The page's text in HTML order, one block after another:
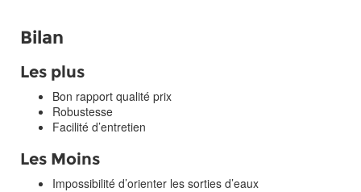
Bilan
Les plus
Bon rapport qualité prix
Robustesse
Facilité d’entretien
Les Moins
Impossibilité d’orienter les sorties d’eaux